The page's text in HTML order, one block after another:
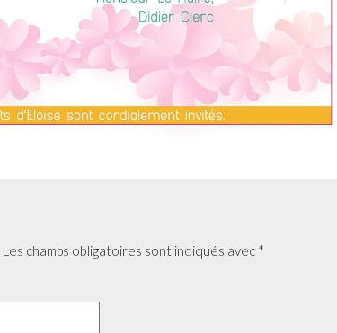
Les champs obligatoires sont indiqués avec *